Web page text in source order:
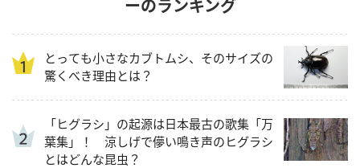
ーのランキング
とっても小さなカブトムシ、そのサイズの
驚くべき理由とは？
「ヒグラシ」の起源は日本最古の歌集「万
葉集」！ 涼しげで儚い鳴き声のヒグラシ
とはどんな昆虫？